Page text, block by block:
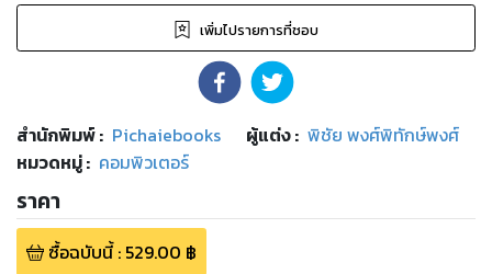
เพิ่มไปรายการที่ชอบ
สำนักพิมพ์: Pichaiebooks ผู้แต่ง : พิชัย พงศ์พิทักษ์พงศ์
หมวดหมู่: คอมพิวเตอร์
ราคา
ซื้อฉบับนี้: 529.00 ฿